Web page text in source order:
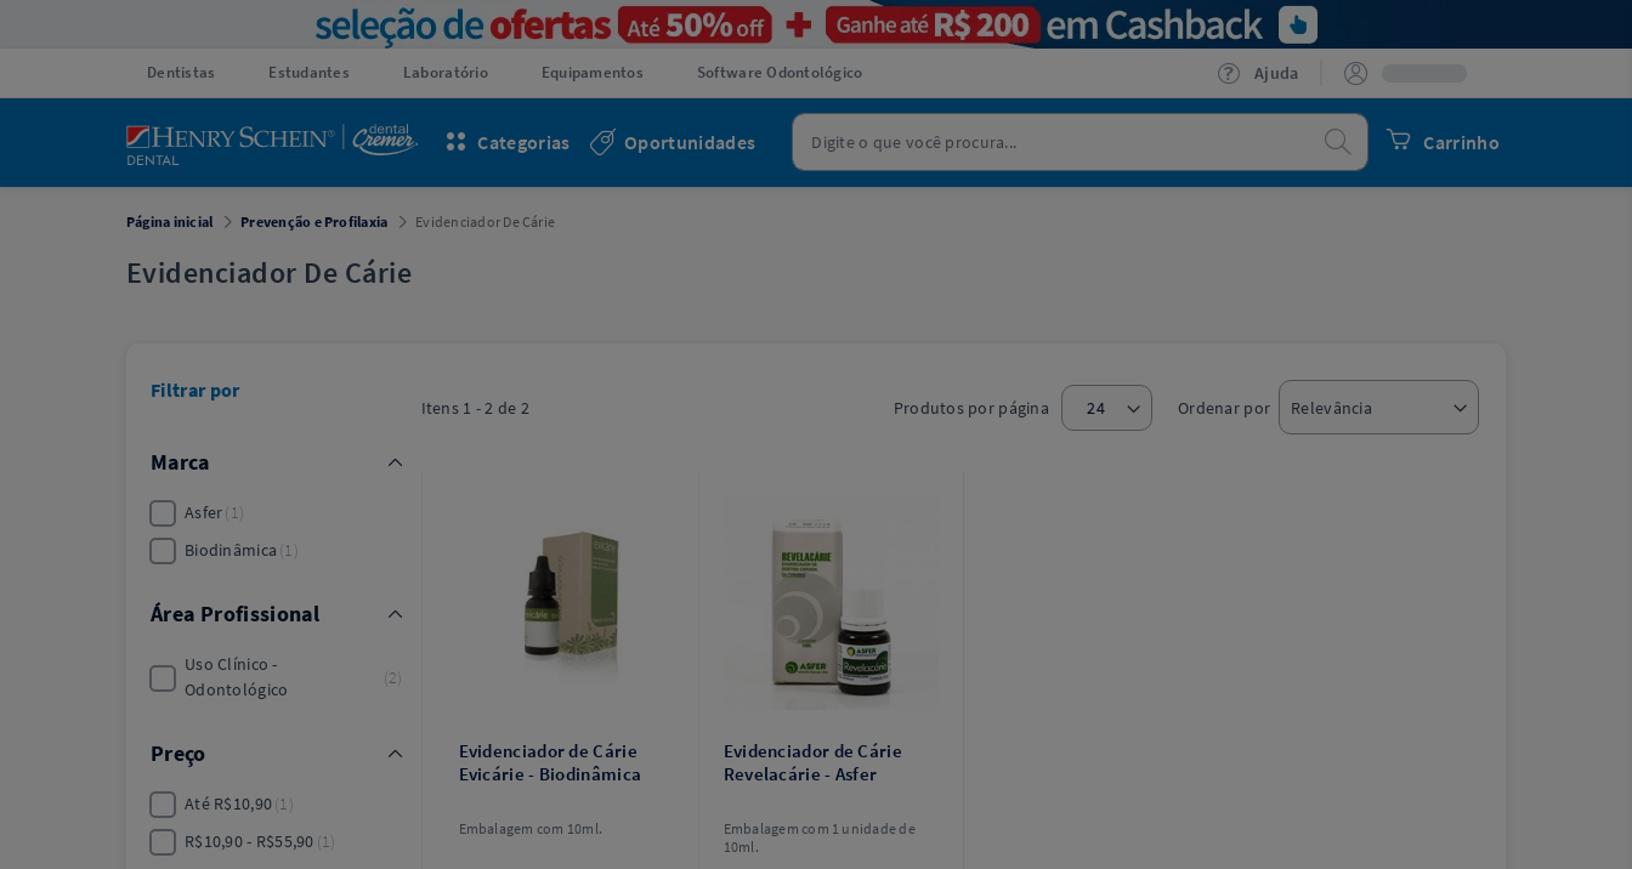
Dentistas Estudantes Laboratório Equipamentos Software Odontológico Ajuda
Carrinho
Procurar
Oportunidades
Categorias
Página inicial Prevenção e Profilaxia Evidenciador De Cárie
Evidenciador De Cárie
Itens 1 - 2 de 2 Produtos por página Ordenar por
Evidenciador de Cárie
Evicárie - Biodinâmica
Embalagem com 10ml.
Evidenciador de Cárie
Revelacárie - Asfer
Embalagem com 1 unidade de
10ml.
Filtrar por
Marca
Asfer 1
Biodinâmica 1
Área Profissional
Uso Clínico -
Odontológico
2
Preço
Até R$10,90 1
R$10,90 - R$55,90 1